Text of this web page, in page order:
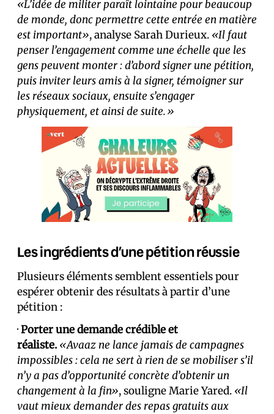
«L’idée de militer paraît lointaine pour beaucoup
de monde, donc permettre cette entrée en matière
est important», analyse Sarah Durieux. «Il faut
penser l’engagement comme une échelle que les
gens peuvent monter : d’abord signer une pétition,
puis inviter leurs amis à la signer, témoigner sur
les réseaux sociaux, ensuite s’engager
physiquement, et ainsi de suite.»
Les ingrédients d’une pétition réussie
Plusieurs éléments semblent essentiels pour
espérer obtenir des résultats à partir d’une
pétition :
·Porter une demande crédible et
réaliste. «Avaaz ne lance jamais de campagnes
impossibles : cela ne sert à rien de se mobiliser s’il
n’y a pas d’opportunité concrète d’obtenir un
changement à la fin», souligne Marie Yared. «Il
vaut mieux demander des repas gratuits aux